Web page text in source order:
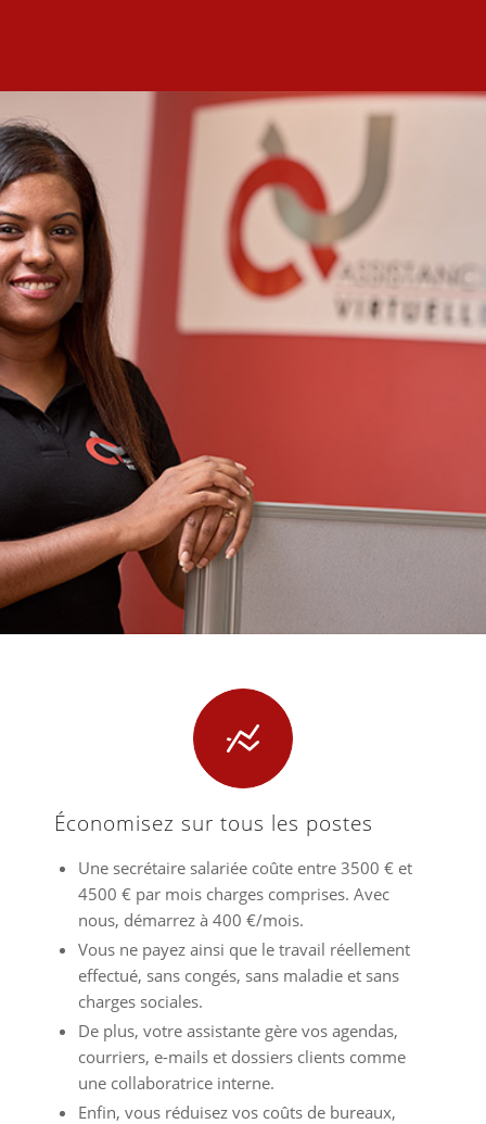
Économisez sur tous les postes
Une secrétaire salariée coûte entre 3500 € et
4500 € par mois charges comprises. Avec
nous, démarrez à 400 €/mois.
Vous ne payez ainsi que le travail réellement
effectué, sans congés, sans maladie et sans
charges sociales.
De plus, votre assistante gère vos agendas,
courriers, e-mails et dossiers clients comme
une collaboratrice interne.
Enfin, vous réduisez vos coûts de bureaux,